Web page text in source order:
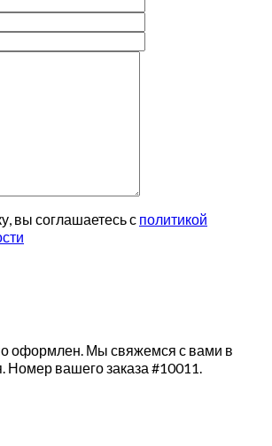
вы соглашаетесь с политикой
оформлен. Мы свяжемся с вами в
Номер вашего заказа #10011.